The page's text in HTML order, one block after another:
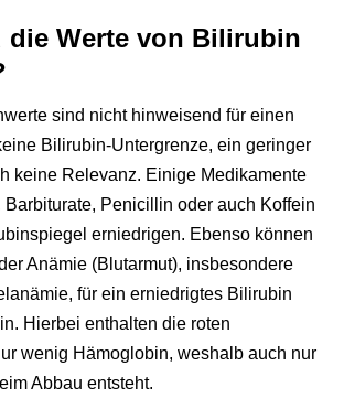
die Werte von Bilirubin
sind nicht hinweisend für einen
Bilirubin-Untergrenze, ein geringer
keine Relevanz. Einige Medikamente
Penicillin oder auch Koffein
erniedrigen. Ebenso können
Anämie (Blutarmut), insbesondere
für ein erniedrigtes Bilirubin
Hierbei enthalten die roten
wenig Hämoglobin, weshalb auch nur
Abbau entsteht.